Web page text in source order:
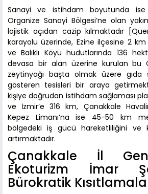
Sanayi ve istihdam boyutunda ise
Organize Sanayi Bölgesi’ne olan
lojistik açıdan cazip kılmaktadır
karayolu üzerinde, Ezine ilçesine 2
ve Balıklı Köyü hudutlarında 136
devasa bir alan üzerine kurulan bu
zeytinyağı başta olmak üzere gıda
gösteren tesisleri bir araya
kişiye doğrudan istihdam sağlaması
ve İzmir’e 316 km, Çanakkale
Kepez Limanı’na ise 45-50 km
bölgedeki iş gücü hareketliliğini ve
artırmaktadır.
Çanakkale İl
Ekoturizm İmar
Bürokratik